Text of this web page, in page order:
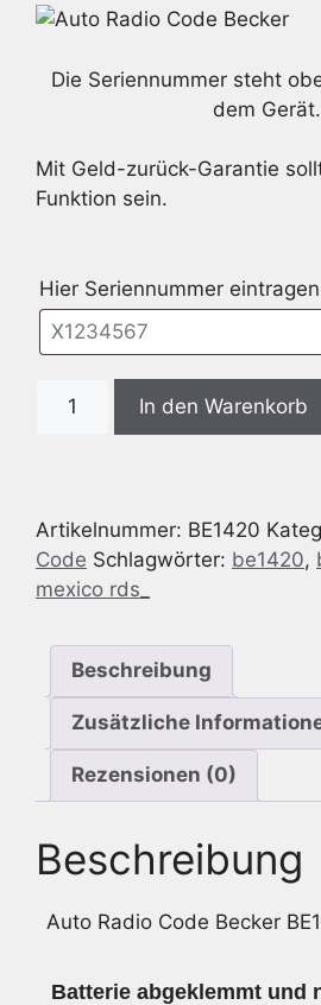
Die Seriennummer steht
dem Gerät.
Mit Geld-zurück-Garantie
Funktion sein.
Hier Seriennummer
Code
BE1420
Mexico(RDS)
Menge
In den Warenkorb
Artikelnummer: BE1420
Code Schlagwörter: be1420,
mexico rds_
Beschreibung
Zusätzliche
Rezensionen (0)
Beschreibung
Auto Radio Code Becker
Batterie abgeklemmt und